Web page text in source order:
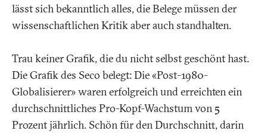
lässt sich bekanntlich alles, die Belege müssen der
wissenschaftlichen Kritik aber auch standhalten.
Trau keiner Grafik, die du nicht selbst geschönt hast.
Die Grafik des Seco belegt: Die «Post-1980-
Globalisierer» waren erfolgreich und erreichten ein
durchschnittliches Pro-Kopf-Wachstum von 5
Prozent jährlich. Schön für den Durchschnitt, darin